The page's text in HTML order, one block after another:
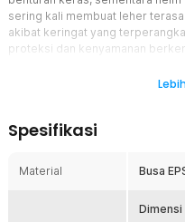
sering kali membuat leher
akibat keringat yang
proteksi dan kenyamanan
ketangguhan cangkang
Dilengkapi dengan puluhan
Spesifikasi
Material Busa
Dimensi